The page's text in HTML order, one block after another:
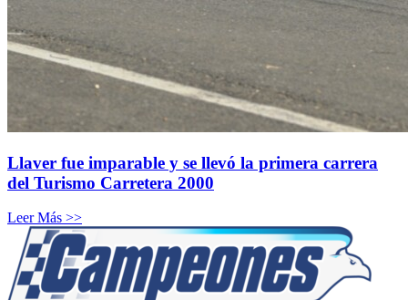
Llaver fue imparable y se llevó la primera carrera
del Turismo Carretera 2000
Leer Más >>